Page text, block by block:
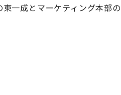
一成とマーケティング本部